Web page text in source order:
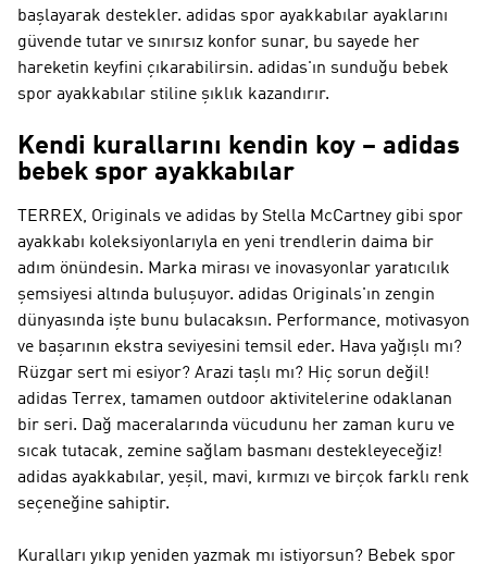
başlayarak destekler. adidas spor ayakkabılar ayaklarını
güvende tutar ve sınırsız konfor sunar, bu sayede her
hareketin keyfini çıkarabilirsin. adidas'ın sunduğu bebek
spor ayakkabılar stiline şıklık kazandırır.
Kendi kurallarını kendin koy – adidas
bebek spor ayakkabılar
TERREX, Originals ve adidas by Stella McCartney gibi spor
ayakkabı koleksiyonlarıyla en yeni trendlerin daima bir
adım önündesin. Marka mirası ve inovasyonlar yaratıcılık
şemsiyesi altında buluşuyor. adidas Originals'ın zengin
dünyasında işte bunu bulacaksın. Performance, motivasyon
ve başarının ekstra seviyesini temsil eder. Hava yağışlı mı?
Rüzgar sert mi esiyor? Arazi taşlı mı? Hiç sorun değil!
adidas Terrex, tamamen outdoor aktivitelerine odaklanan
bir seri. Dağ maceralarında vücudunu her zaman kuru ve
sıcak tutacak, zemine sağlam basmanı destekleyeceğiz!
adidas ayakkabılar, yeşil, mavi, kırmızı ve birçok farklı renk
seçeneğine sahiptir.
Kuralları yıkıp yeniden yazmak mı istiyorsun? Bebek spor